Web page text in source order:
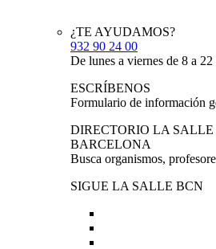
¿TE AYUDAMOS?
932 90 24 00
De lunes a viernes de 8 a
ESCRÍBENOS
Formulario de información
DIRECTORIO LA SALLE
BARCELONA
Busca organismos,
SIGUE LA SALLE BCN